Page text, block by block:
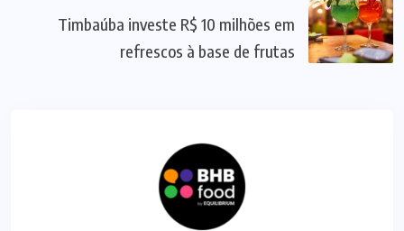
Timbaúba investe R$ 10 milhões em
refrescos à base de frutas